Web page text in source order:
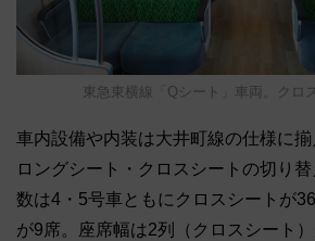
東急東横線「Qシート」車両。クロ
車内設備や内装は大井町線の仕様に
ロングシート・クロスシートの切り
数は4・5号車ともにクロスシートが
が9席。座席幅は2列（クロスシート